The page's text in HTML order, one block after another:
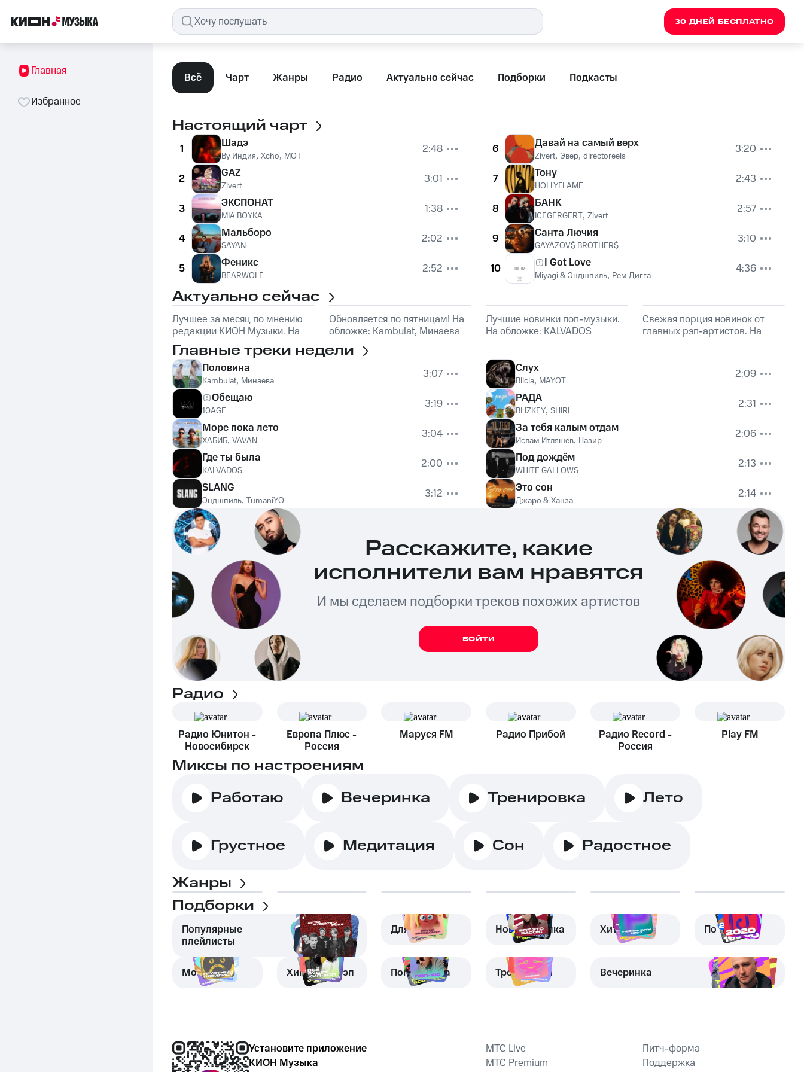
30 ДНЕЙ БЕСПЛАТНО
Главная
Избранное
Всё Чарт Жанры Радио Актуально сейчас Подборки Подкасты
Настоящий чарт
1 Шадэ
By Индия, Xcho, MOT 2:48
2 GAZ
Zivert 3:01
3 ЭКСПОНАТ
MIA BOYKA 1:38
4 Мальборо
SAYAN 2:02
5 Феникс
BEARWOLF 2:52
6 Давай на самый верх
Zivert, Эвер, directoreels 3:20
7 Тону
HOLLYFLAME 2:43
8 БАНК
ICEGERGERT, Zivert 2:57
9 Санта Лючия
GAYAZOV$ BROTHER$ 3:10
10 I Got Love
Miyagi & Эндшпиль, Рем Дигга 4:36
Актуально сейчас
Лучшее за месяц по мнению
редакции КИОН Музыки. На
обложке: Marselle
Обновляется по пятницам! На
обложке: Kambulat, Минаева
Лучшие новинки поп-музыки.
На обложке: KALVADOS
Свежая порция новинок от
главных рэп-артистов. На
Главные треки недели
Половина
Kambulat, Минаева
3:07
Обещаю
10AGE
3:19
Море пока лето
ХАБИБ, VAVAN
3:04
Где ты была
KALVADOS
2:00
SLANG
Эндшпиль, TumaniYO 3:12
Слух
Biicla, MAYOT
2:09
РАДА
BLIZKEY, SHIRI
2:31
За тебя калым отдам
Ислам Итляшев, Назир
2:06
Под дождём
WHITE GALLOWS
2:13
Это сон
Джаро & Ханза 2:14
Расскажите, какие
исполнители вам нравятся
И мы сделаем подборки треков похожих артистов
ВОЙТИ
Радио
Радио Юнитон -
Новосибирск
Европа Плюс -
Россия
Маруся FM Радио Прибой
Радио Record -
Россия
Play FM
Миксы по настроениям
Работаю
Вечеринка Тренировка Лето
Грустное Медитация Сон
Радостное
Жанры
Подборки
Популярные
плейлисты
Для детей Новая музыка Хиты По эпохам
Моменты Хип-хоп и рэп Поп-музыка Тренировка Вечеринка
Установите приложение
КИОН Музыка
MTС Live
MTС Premium
Питч-форма
Поддержка